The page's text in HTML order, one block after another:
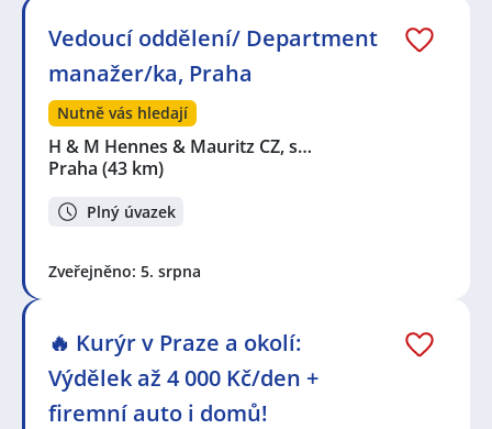
Vedoucí oddělení/ Department
manažer/ka, Praha
Nutně vás hledají
H & M Hennes & Mauritz CZ, s…
Praha (43 km)
Plný úvazek
Zveřejněno: 5. srpna
🔥 Kurýr v Praze a okolí:
Výdělek až 4 000 Kč/den +
firemní auto i domů!